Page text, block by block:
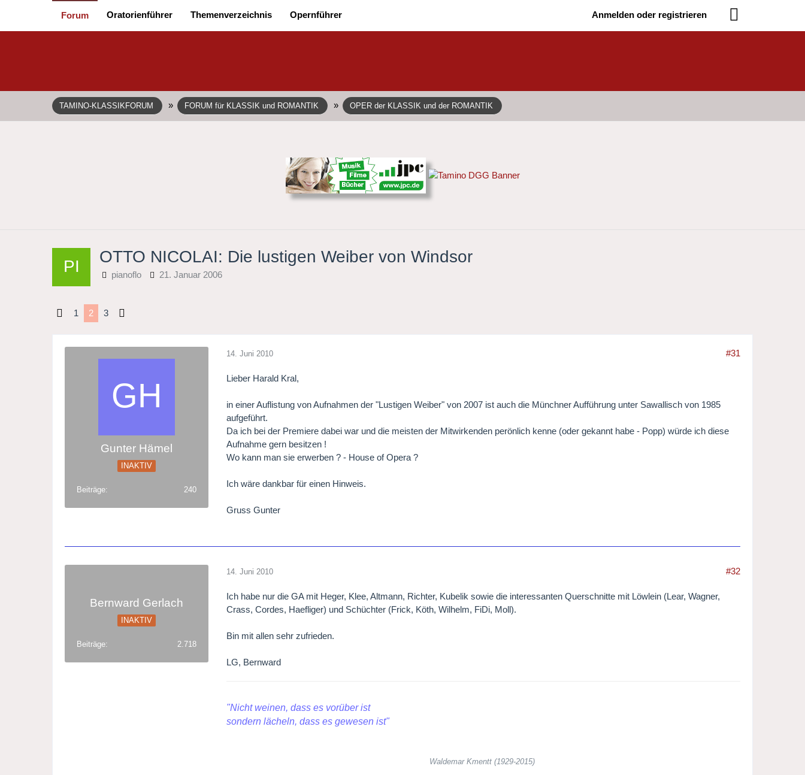
Forum Oratorienführer Themenverzeichnis Opernführer Anmelden oder registrieren
TAMINO-KLASSIKFORUM » FORUM für KLASSIK und ROMANTIK » OPER der KLASSIK und der ROMANTIK
OTTO NICOLAI: Die lustigen Weiber von Windsor
pianoflo 21. Januar 2006
1 2 3
Gunter Hämel
INAKTIV
Beiträge 240
14. Juni 2010 #31
Lieber Harald Kral,
in einer Auflistung von Aufnahmen der "Lustigen Weiber" von 2007 ist auch die Münchner Aufführung unter Sawallisch von 1985
aufgeführt.
Da ich bei der Premiere dabei war und die meisten der Mitwirkenden perönlich kenne (oder gekannt habe - Popp) würde ich diese
Aufnahme gern besitzen !
Wo kann man sie erwerben ? - House of Opera ?
Ich wäre dankbar für einen Hinweis.
Gruss Gunter
Bernward Gerlach
INAKTIV
Beiträge 2.718
14. Juni 2010 #32
Ich habe nur die GA mit Heger, Klee, Altmann, Richter, Kubelik sowie die interessanten Querschnitte mit Löwlein (Lear, Wagner,
Crass, Cordes, Haefliger) und Schüchter (Frick, Köth, Wilhelm, FiDi, Moll).
Bin mit allen sehr zufrieden.
LG, Bernward
"Nicht weinen, dass es vorüber ist
sondern lächeln, dass es gewesen ist"
Waldemar Kmentt (1929-2015)